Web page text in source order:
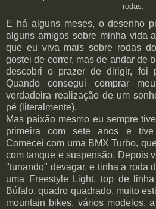
rodas.
E há alguns meses, o desenho
alguns amigos sobre minha vida
que eu viva mais sobre rodas
gostei de correr, mas de andar de
descobri o prazer de dirigir, foi
Quando consegui comprar
verdadeira realização de um
pé (literalmente).
Mas paixão mesmo eu sempre
primeira com sete anos e
Comecei com uma BMX Turbo,
com tanque e suspensão. Depois
"tunando" devagar, e tinha a roda
uma Freestyle Light, top de
Búfalo, quadro quadrado, muito
mountain bikes, vários modelos,